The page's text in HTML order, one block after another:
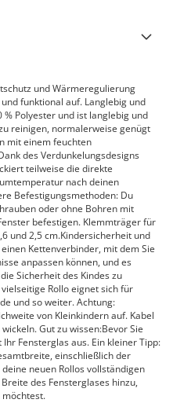
und Wärmeregulierung
funktional auf. Langlebig und
Polyester und ist langlebig und
reinigen, normalerweise genügt
mit einem feuchten
des Verdunkelungsdesigns
teilweise die direkte
nach deinen
Befestigungsmethoden: Du
oder ohne Bohren mit
befestigen. Klemmträger für
und 2,5 cm.Kindersicherheit und
Kettenverbinder, mit dem Sie
anpassen können, und es
Sicherheit des Kindes zu
Rollo eignet sich für
und so weiter. Achtung:
von Kleinkindern auf. Kabel
Gut zu wissen:Bevor Sie
Fensterglas aus. Ein kleiner Tipp:
einschließlich der
neuen Rollos vollständigen
des Fensterglases hinzu,
möchtest.